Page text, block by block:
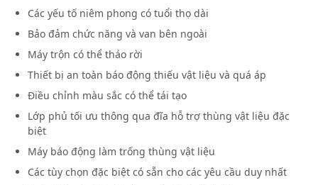
Các yếu tố niêm phong có tuổi thọ dài
Bảo đảm chức năng và van bên ngoài
Máy trộn có thể tháo rời
Thiết bị an toàn báo động thiếu vật liệu và quá áp
Điều chỉnh màu sắc có thể tái tạo
Lớp phủ tối ưu thông qua đĩa hỗ trợ thùng vật liệu đặc
biệt
Máy báo động làm trống thùng vật liệu
Các tùy chọn đặc biệt có sẵn cho các yêu cầu duy nhất